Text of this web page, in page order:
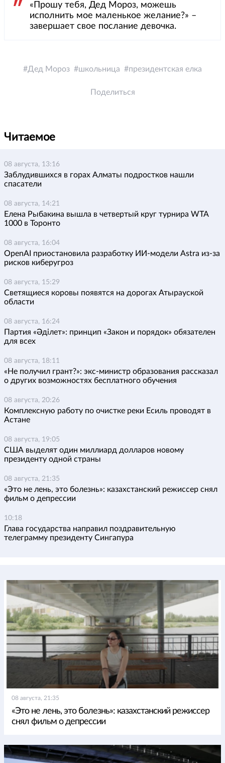
«Прошу тебя, Дед Мороз, можешь
исполнить мое маленькое желание?» –
завершает свое послание девочка.
Дед Мороз школьница президентская елка
Поделиться
Читаемое
08 августа, 13:16
Заблудившихся в горах Алматы подростков нашли
спасатели
08 августа, 14:21
Елена Рыбакина вышла в четвертый круг турнира WTA
1000 в Торонто
08 августа, 16:04
OpenAI приостановила разработку ИИ-модели Astra из-за
рисков киберугроз
08 августа, 15:29
Светящиеся коровы появятся на дорогах Атырауской
области
08 августа, 16:24
Партия «Әділет»: принцип «Закон и порядок» обязателен
для всех
08 августа, 18:11
«Не получил грант?»: экс-министр образования рассказал
о других возможностях бесплатного обучения
08 августа, 20:26
Комплексную работу по очистке реки Есиль проводят в
Астане
08 августа, 19:05
США выделят один миллиард долларов новому
президенту одной страны
08 августа, 21:35
«Это не лень, это болезнь»: казахстанский режиссер снял
фильм о депрессии
10:18
Глава государства направил поздравительную
телеграмму президенту Сингапура
08 августа, 21:35
«Это не лень, это болезнь»: казахстанский режиссер
снял фильм о депрессии